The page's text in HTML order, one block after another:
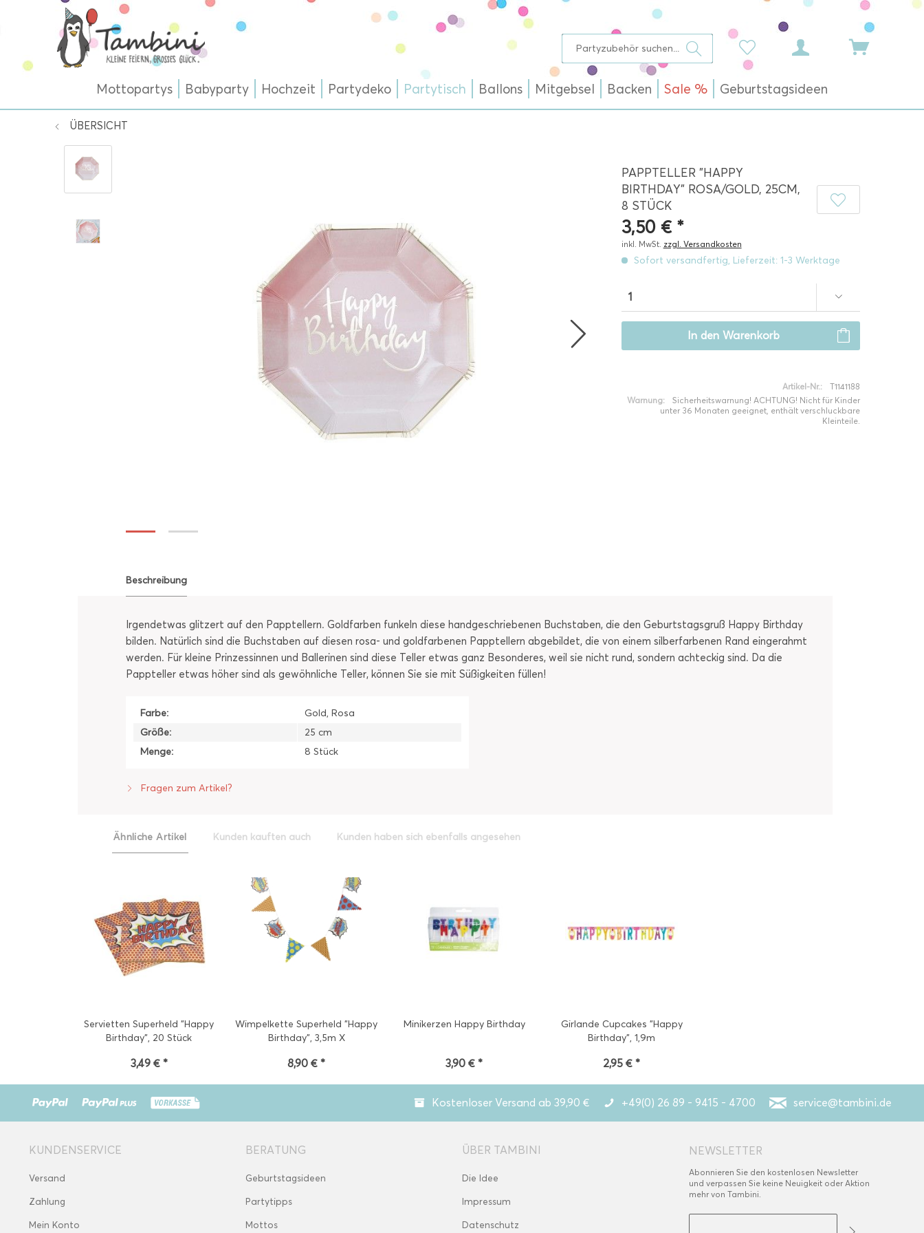
Mottopartys Babyparty Hochzeit Partydeko Partytisch Ballons Mitgebsel Backen Sale % Geburtstagsideen
ÜBERSICHT
PAPPTELLER "HAPPY
BIRTHDAY" ROSA/GOLD, 25CM,
8 STÜCK
3,50 € *
inkl. MwSt. zzgl. Versandkosten
Sofort versandfertig, Lieferzeit: 1-3 Werktage
In den Warenkorb
Artikel-Nr.:
T1141188
Warnung:
Sicherheitswarnung! ACHTUNG! Nicht für Kinder
unter 36 Monaten geeignet, enthält verschluckbare
Kleinteile.
Beschreibung
Irgendetwas glitzert auf den Papptellern. Goldfarben funkeln diese handgeschriebenen Buchstaben, die den Geburtstagsgruß Happy Birthday
bilden. Natürlich sind die Buchstaben auf diesen rosa- und goldfarbenen Papptellern abgebildet, die von einem silberfarbenen Rand eingerahmt
werden. Für kleine Prinzessinnen und Ballerinen sind diese Teller etwas ganz Besonderes, weil sie nicht rund, sondern achteckig sind. Da die
Pappteller etwas höher sind als gewöhnliche Teller, können Sie sie mit Süßigkeiten füllen!
Farbe:
Gold, Rosa
Größe:
25 cm
Menge:
8 Stück
Fragen zum Artikel?
Ähnliche Artikel Kunden kauften auch Kunden haben sich ebenfalls angesehen
Servietten Superheld "Happy
Birthday", 20 Stück
3,49 € *
Wimpelkette Superheld "Happy
Birthday", 3,5m X
8,90 € *
Minikerzen Happy Birthday
3,90 € *
Girlande Cupcakes "Happy
Birthday", 1,9m
2,95 € *
Kostenloser Versand ab 39,90 € +49(0) 26 89 - 9415 - 4700 service@tambini.de
KUNDENSERVICE
Versand
Zahlung
Mein Konto
BERATUNG
Geburtstagsideen
Partytipps
Mottos
ÜBER TAMBINI
Die Idee
Impressum
Datenschutz
NEWSLETTER
Abonnieren Sie den kostenlosen Newsletter
und verpassen Sie keine Neuigkeit oder Aktion
mehr von Tambini.